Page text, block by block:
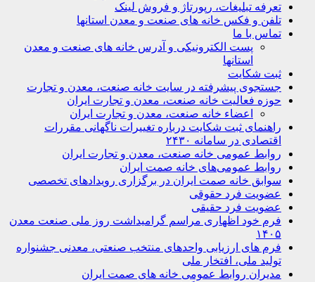
تعرفه تبلیغات، رپورتاژ و فروش لینک
تلفن و فکس خانه های صنعت و معدن استانها
تماس با ما
پست الکترونیکی و آدرس خانه های صنعت و معدن
استانها
ثبت شکایت
جستجوی پیشرفته در سایت خانه صنعت، معدن و تجارت
حوزه فعالیت خانه صنعت، معدن و تجارت ایران
اعضاء خانه صنعت، معدن و تجارت ایران
راهنمای ثبت شکایت درباره تغییرات ناگهانی مقررات
اقتصادی در سامانه ۲۴۳۰
روابط عمومی خانه صنعت، معدن و تجارت ایران
روابط عمومی‌های خانه صمت ایران
سوابق خانه صمت ایران در برگزاری رویدادهای تخصصی
عضویت فرد حقوقی
عضویت فرد حقیقی
فرم خود اظهاری مراسم گرامیداشت روز ملی صنعت معدن
۱۴۰۵
فرم های ارزیابی واحدهای منتخب صنعتی، معدنی جشنواره
تولید ملی، افتخار ملی
مدیران روابط عمومی خانه های صمت ایران